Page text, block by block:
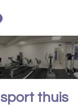
thuis